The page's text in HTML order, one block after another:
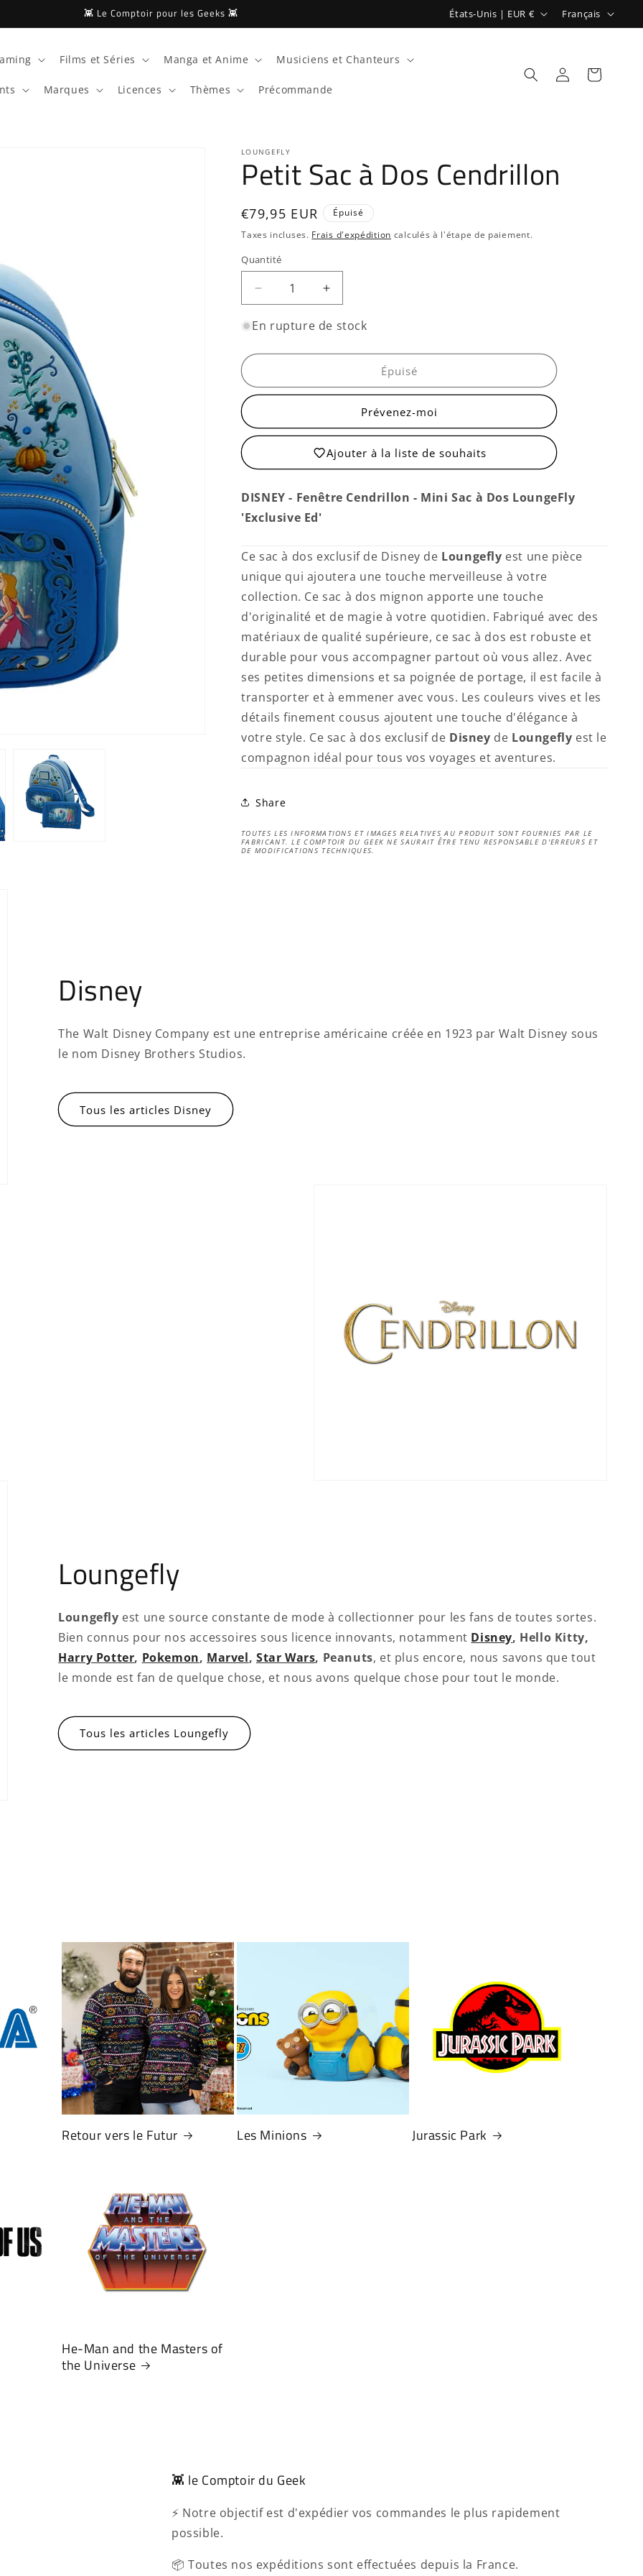
👾 Le Comptoir pour les Geeks 👾
P
a
g
i
n
États-Unis | EUR €
a
g
Français
Films et Séries Manga et Anime Musiciens et Chanteurs
Marques Licences Thèmes Précommande
ConnexionPanier
LOUNGEFLY
Petit Sac à Dos Cendrillon
Prix
habituel
€79,95 EUR
Épuisé
Taxes incluses. Frais d'expédition calculés à l'étape de paiement.
Quantité
Quantité
Réduire
la
quantité
Petit
à
Dos
Augmenter
la
quantité
Petit
à
Dos
Cendrillon
En rupture de stock
Épuisé
Prévenez-moi
Ajouter à la liste de souhaits
DISNEY - Fenêtre Cendrillon - Mini Sac à Dos LoungeFly
'Exclusive Ed'
Ce sac à dos exclusif de Disney de Loungefly est une pièce
unique qui ajoutera une touche merveilleuse à votre
collection. Ce sac à dos mignon apporte une touche
d'originalité et de magie à votre quotidien. Fabriqué avec des
matériaux de qualité supérieure, ce sac à dos est robuste et
durable pour vous accompagner partout où vous allez. Avec
ses petites dimensions et sa poignée de portage, il est facile à
transporter et à emmener avec vous. Les couleurs vives et les
détails finement cousus ajoutent une touche d'élégance à
votre style. Ce sac à dos exclusif de Disney de Loungefly est le
compagnon idéal pour tous vos voyages et aventures.
Share
TOUTES LES INFORMATIONS ET IMAGES RELATIVES AU PRODUIT SONT FOURNIES PAR LE
FABRICANT. LE COMPTOIR DU GEEK NE SAURAIT ÊTRE TENU RESPONSABLE D'ERREURS ET
DE MODIFICATIONS TECHNIQUES.
Disney
The Walt Disney Company est une entreprise américaine créée en 1923 par Walt Disney sous
le nom Disney Brothers Studios.
Tous les articles Disney
Loungefly
Loungefly est une source constante de mode à collectionner pour les fans de toutes sortes.
Bien connus pour nos accessoires sous licence innovants, notamment Disney, Hello Kitty,
Harry Potter, Pokemon, Marvel, Star Wars, Peanuts, et plus encore, nous savons que tout
le monde est fan de quelque chose, et nous avons quelque chose pour tout le monde.
Tous les articles Loungefly
Retour vers le Futur Les Minions Jurassic Park
He-Man and the Masters of
the Universe
👾 le Comptoir du Geek
⚡ Notre objectif est d'expédier vos commandes le plus rapidement
possible.
📦 Toutes nos expéditions sont effectuées depuis la France.
Connectez-vous à votre compte pour ajouter des
produits à votre liste de souhaits et afficher vos